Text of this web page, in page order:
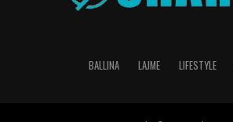
BALLINA LAJME LIFESTYLE